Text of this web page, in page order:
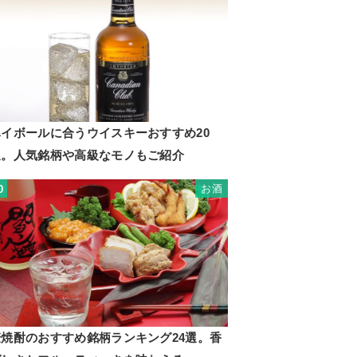
ボールに合うウイスキーおすすめ20
人気銘柄や高級なモノもご紹介
お酒
酎のおすすめ銘柄ランキング24選。香